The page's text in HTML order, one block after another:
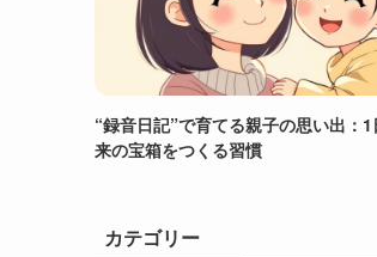
“録音日記”で育てる親子の思い出：
来の宝箱をつくる習慣
カテゴリー